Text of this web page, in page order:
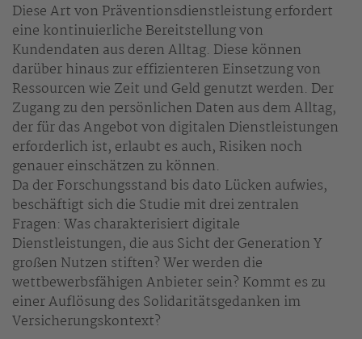
Diese Art von Präventionsdienstleistung erfordert
eine kontinuierliche Bereitstellung von
Kundendaten aus deren Alltag. Diese können
darüber hinaus zur effizienteren Einsetzung von
Ressourcen wie Zeit und Geld genutzt werden. Der
Zugang zu den persönlichen Daten aus dem Alltag,
der für das Angebot von digitalen Dienstleistungen
erforderlich ist, erlaubt es auch, Risiken noch
genauer einschätzen zu können.
Da der Forschungsstand bis dato Lücken aufwies,
beschäftigt sich die Studie mit drei zentralen
Fragen: Was charakterisiert digitale
Dienstleistungen, die aus Sicht der Generation Y
großen Nutzen stiften? Wer werden die
wettbewerbsfähigen Anbieter sein? Kommt es zu
einer Auflösung des Solidaritätsgedanken im
Versicherungskontext?